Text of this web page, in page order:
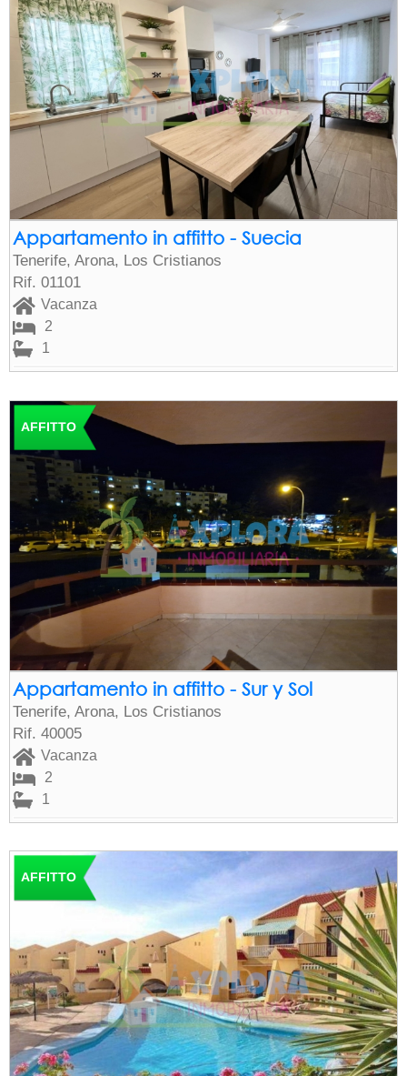
Appartamento in affitto - Suecia
Tenerife, Arona, Los Cristianos
Rif. 01101
Vacanza
2
1
AFFITTO
Appartamento in affitto - Sur y Sol
Tenerife, Arona, Los Cristianos
Rif. 40005
Vacanza
2
1
AFFITTO